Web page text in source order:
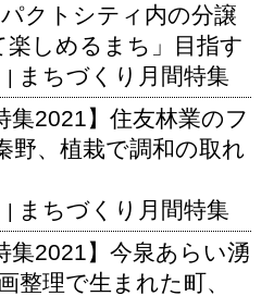
クトシティ内の分譲
楽しめるまち」目指す
| まちづくり月間特集
集2021】住友林業のフ
野、植栽で調和の取れ
| まちづくり月間特集
集2021】今泉あらい湧
整理で生まれた町、